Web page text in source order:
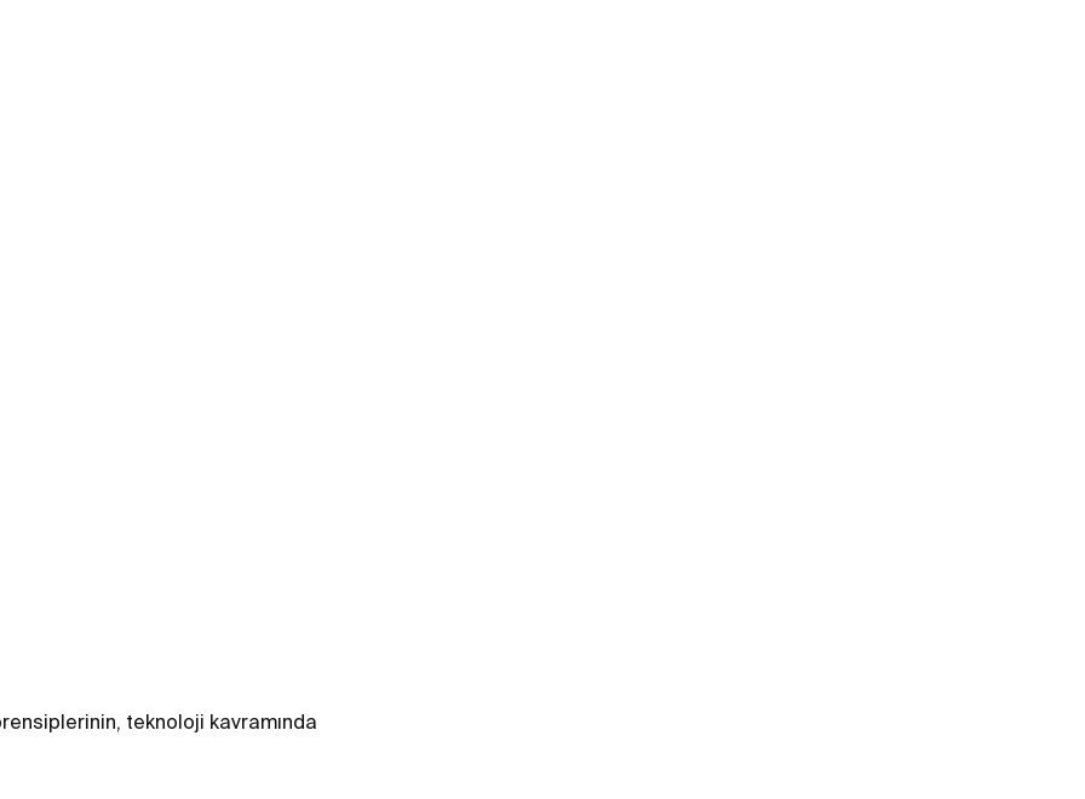
teknoloji kavramında